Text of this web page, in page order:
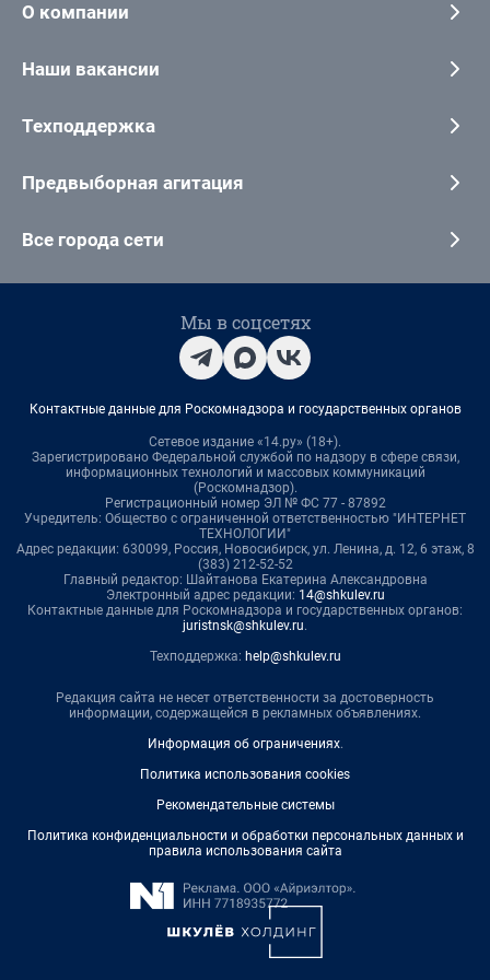
О компании
Наши вакансии
Техподдержка
Предвыборная агитация
Все города сети
Мы в соцсетях
Контактные данные для Роскомнадзора и государственных органов
Сетевое издание «14.ру» (18+).
Зарегистрировано Федеральной службой по надзору в сфере связи,
информационных технологий и массовых коммуникаций
(Роскомнадзор).
Регистрационный номер ЭЛ № ФС 77 - 87892
Учредитель: Общество с ограниченной ответственностью "ИНТЕРНЕТ
ТЕХНОЛОГИИ"
Адрес редакции: 630099, Россия, Новосибирск, ул. Ленина, д. 12, 6 этаж, 8
(383) 212-52-52
Главный редактор: Шайтанова Екатерина Александровна
Электронный адрес редакции: 14@shkulev.ru
Контактные данные для Роскомнадзора и государственных органов:
juristnsk@shkulev.ru.
Техподдержка: help@shkulev.ru
Редакция сайта не несет ответственности за достоверность
информации, содержащейся в рекламных объявлениях.
Информация об ограничениях.
Политика использования cookies
Рекомендательные системы
Политика конфиденциальности и обработки персональных данных и
правила использования сайта